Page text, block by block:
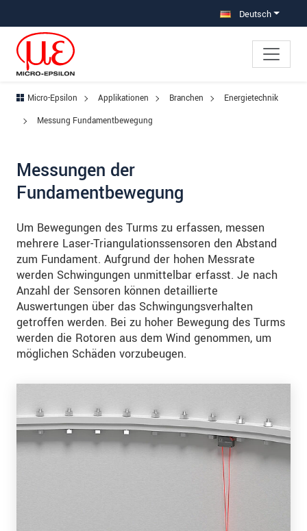
Deutsch
Micro-Epsilon Applikationen Branchen
Energietechnik
Messung Fundamentbewegung
Messungen der
Fundamentbewegung
Um Bewegungen des Turms zu erfassen, messen
mehrere Laser-Triangulationssensoren den Abstand
zum Fundament. Aufgrund der hohen Messrate
werden Schwingungen unmittelbar erfasst. Je nach
Anzahl der Sensoren können detaillierte
Auswertungen über das Schwingungsverhalten
getroffen werden. Bei zu hoher Bewegung des Turms
werden die Rotoren aus dem Wind genommen, um
möglichen Schäden vorzubeugen.